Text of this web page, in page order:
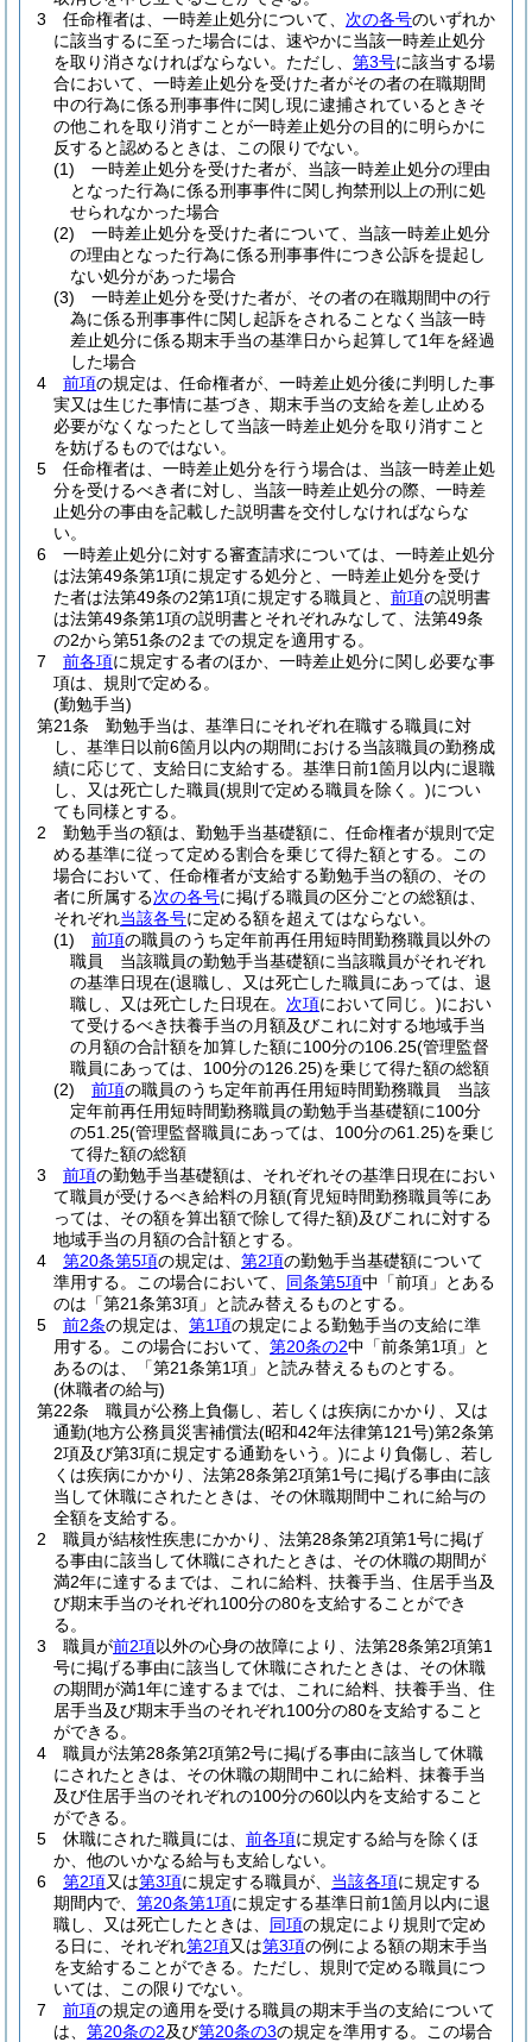
3
任命権者は、一時差止処分について、 次の各号のいずれか
に該当するに至った場合には、速やかに当該一時差止処分
を取り消さなければならない。 ただし、 第3号に該当する場
合において、一時差止処分を受けた者がその者の在職期間
中の行為に係る刑事事件に関し現に逮捕されているときそ
の他これを取り消すことが一時差止処分の目的に明らかに
反すると認めるときは、この限りでない。
(1)
一時差止処分を受けた者が、当該一時差止処分の理由
となった行為に係る刑事事件に関し拘禁刑以上の刑に処
せられなかった場合
(2)
一時差止処分を受けた者について、当該一時差止処分
の理由となった行為に係る刑事事件につき公訴を提起し
ない処分があった場合
(3)
一時差止処分を受けた者が、その者の在職期間中の行
為に係る刑事事件に関し起訴をされることなく当該一時
差止処分に係る期末手当の基準日から起算して1年を経過
した場合
4
前項の規定は、任命権者が、一時差止処分後に判明した事
実又は生じた事情に基づき、期末手当の支給を差し止める
必要がなくなったとして当該一時差止処分を取り消すこと
を妨げるものではない。
5
任命権者は、一時差止処分を行う場合は、当該一時差止処
分を受けるべき者に対し、当該一時差止処分の際、一時差
止処分の事由を記載した説明書を交付しなければならな
い。
6
一時差止処分に対する審査請求については、一時差止処分
は法第49条第1項に規定する処分と、一時差止処分を受け
た者は法第49条の2第1項に規定する職員と、 前項の説明書
は法第49条第1項の説明書とそれぞれみなして、法第49条
の2から第51条の2までの規定を適用する。
7
前各項に規定する者のほか、一時差止処分に関し必要な事
項は、規則で定める。
(勤勉手当)
第21条
勤勉手当は、基準日にそれぞれ在職する職員に対
し、基準日以前6箇月以内の期間における当該職員の勤務成
績に応じて、支給日に支給する。 基準日前1箇月以内に退職
し、又は死亡した職員(規則で定める職員を除く。)につい
ても同様とする。
2
勤勉手当の額は、勤勉手当基礎額に、任命権者が規則で定
める基準に従って定める割合を乗じて得た額とする。
この
場合において、任命権者が支給する勤勉手当の額の、その
者に所属する次の各号に掲げる職員の区分ごとの総額は、
それぞれ当該各号に定める額を超えてはならない。
(1)
前項の職員のうち定年前再任用短時間勤務職員以外の
職員 当該職員の勤勉手当基礎額に当該職員がそれぞれ
の基準日現在(退職し、又は死亡した職員にあっては、退
職し、又は死亡した日現在。 次項において同じ。)におい
て受けるべき扶養手当の月額及びこれに対する地域手当
の月額の合計額を加算した額に100分の106.25(管理監督
職員にあっては、100分の126.25)を乗じて得た額の総額
(2)
前項の職員のうち定年前再任用短時間勤務職員 当該
定年前再任用短時間勤務職員の勤勉手当基礎額に100分
の51.25(管理監督職員にあっては、100分の61.25)を乗じ
て得た額の総額
3
前項の勤勉手当基礎額は、それぞれその基準日現在におい
て職員が受けるべき給料の月額(育児短時間勤務職員等にあ
っては、その額を算出額で除して得た額)及びこれに対する
地域手当の月額の合計額とする。
4
第20条第5項の規定は、 第2項の勤勉手当基礎額について
準用する。
この場合において、 同条第5項中「前項」とある
のは「第21条第3項」と読み替えるものとする。
5
前2条の規定は、 第1項の規定による勤勉手当の支給に準
用する。
この場合において、 第20条の2中「前条第1項」と
あるのは、「第21条第1項」と読み替えるものとする。
(休職者の給与)
第22条
職員が公務上負傷し、若しくは疾病にかかり、又は
通勤(地方公務員災害補償法(昭和42年法律第121号)第2条第
2項及び第3項に規定する通勤をいう。)により負傷し、若し
くは疾病にかかり、法第28条第2項第1号に掲げる事由に該
当して休職にされたときは、その休職期間中これに給与の
全額を支給する。
2
職員が結核性疾患にかかり、法第28条第2項第1号に掲げ
る事由に該当して休職にされたときは、その休職の期間が
満2年に達するまでは、これに給料、扶養手当、住居手当及
び期末手当のそれぞれ100分の80を支給することができ
る。
3
職員が前2項以外の心身の故障により、法第28条第2項第1
号に掲げる事由に該当して休職にされたときは、その休職
の期間が満1年に達するまでは、これに給料、扶養手当、住
居手当及び期末手当のそれぞれ100分の80を支給すること
ができる。
4
職員が法第28条第2項第2号に掲げる事由に該当して休職
にされたときは、その休職の期間中これに給料、抹養手当
及び住居手当のそれぞれの100分の60以内を支給すること
ができる。
5
休職にされた職員には、 前各項に規定する給与を除くほ
か、他のいかなる給与も支給しない。
6
第2項又は第3項に規定する職員が、 当該各項に規定する
期間内で、 第20条第1項に規定する基準日前1箇月以内に退
職し、又は死亡したときは、 同項の規定により規則で定め
る日に、それぞれ第2項又は第3項の例による額の期末手当
を支給することができる。 ただし、規則で定める職員につ
いては、この限りでない。
7
前項の規定の適用を受ける職員の期末手当の支給について
は、 第20条の2及び第20条の3の規定を準用する。
この場合